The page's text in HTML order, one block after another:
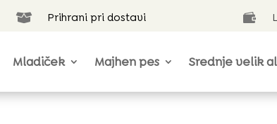
 Prihrani pri dostavi 
Mladiček Majhen pes Srednje velik